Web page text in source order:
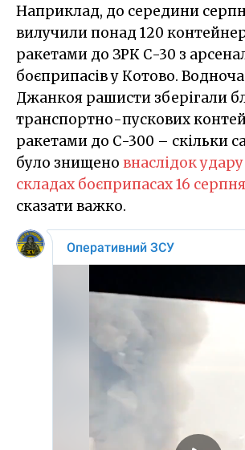
Наприклад, до середини
вилучили понад 120
ракетами до ЗРК С-30 з
боєприпасів у Котово.
Джанкоя рашисти зберігали
транспортно-пускових
ракетами до С-300 – скільки
було знищено внаслідок
складах боєприпасах 16 серпня
сказати важко.